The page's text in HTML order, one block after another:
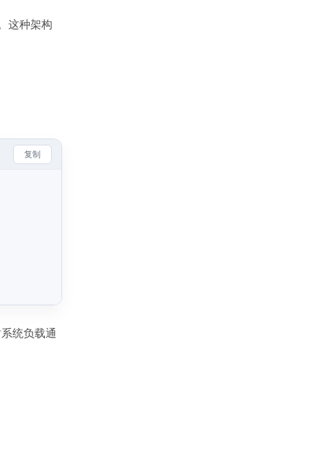
这种架构
复制
统负载通